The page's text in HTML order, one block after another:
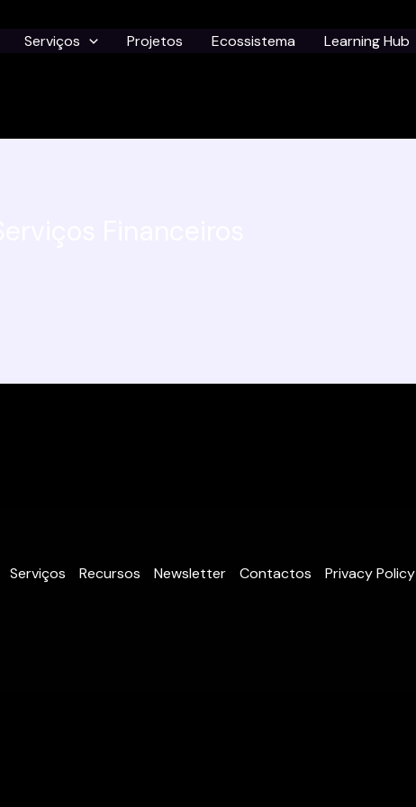
Serviços Projetos Ecossistema Learning Hub
Serviços Recursos Newsletter Contactos Privacy Policy